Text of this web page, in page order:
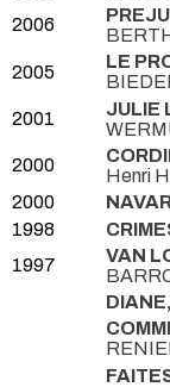
2006
2005
LE
2001
JULIE
2000
Henri
2000
1998
1997
VAN